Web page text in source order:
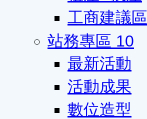
工商建議區
站務專區 10
最新活動
活動成果
數位造型